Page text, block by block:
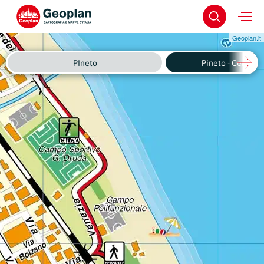
Geoplan.it
PIneto Pineto - Centro